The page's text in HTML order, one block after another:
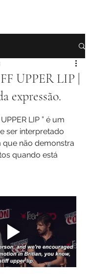
UPPER LIP |
expressão.
of 5 stars.
LIP ” é um
ser interpretado
que não demonstra
quando está